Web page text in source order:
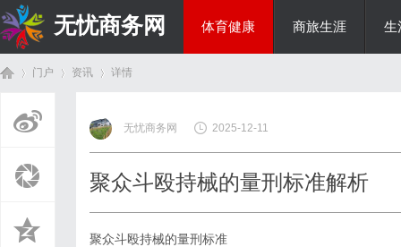
无忧商务网 体育健康 商旅生涯 生
门户 资讯
›
详情
无忧商务网 2025-12-11
聚众斗殴持械的量刑标准解析
聚众斗殴持械的量刑标准